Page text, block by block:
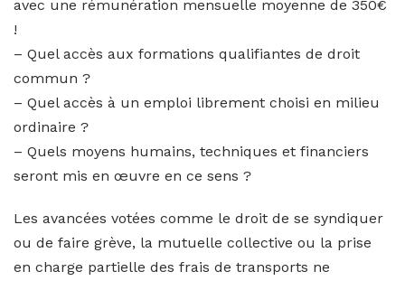
avec une rémunération mensuelle moyenne de 350€
!
– Quel accès aux formations qualifiantes de droit
commun ?
– Quel accès à un emploi librement choisi en milieu
ordinaire ?
– Quels moyens humains, techniques et financiers
seront mis en œuvre en ce sens ?
Les avancées votées comme le droit de se syndiquer
ou de faire grève, la mutuelle collective ou la prise
en charge partielle des frais de transports ne